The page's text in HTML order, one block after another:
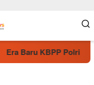
Baru KBPP Polri